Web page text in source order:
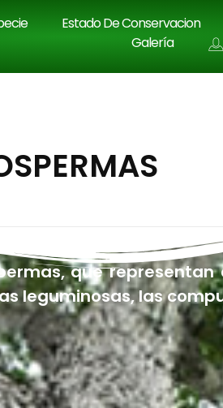
Estado De Conservacion
Galería
que
leguminosas, las